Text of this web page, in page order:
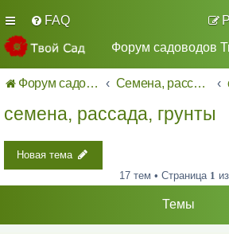
FAQ
Форум садоводов
Форум садоводов - список форумов Семена, рассада однолетних и многолетних культур
семена, рассада, грунты
Новая тема
17 тем • Страница 1 из
Темы